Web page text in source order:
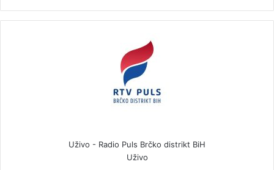
Uživo - Radio Puls Brčko distrikt BiH
Uživo